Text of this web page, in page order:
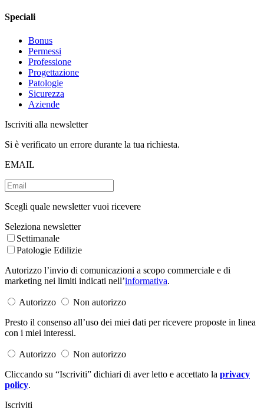
Speciali
Bonus
Permessi
Professione
Progettazione
Patologie
Sicurezza
Aziende
Iscriviti alla newsletter
Si è verificato un errore durante la tua richiesta.
EMAIL
Scegli quale newsletter vuoi ricevere
Seleziona newsletter
Settimanale
Patologie Edilizie
Autorizzo l’invio di comunicazioni a scopo commerciale e di
marketing nei limiti indicati nell’informativa.
Autorizzo
Non autorizzo
Presto il consenso all’uso dei miei dati per ricevere proposte in linea
con i miei interessi.
Autorizzo
Non autorizzo
Cliccando su “Iscriviti” dichiari di aver letto e accettato la privacy
policy.
Iscriviti